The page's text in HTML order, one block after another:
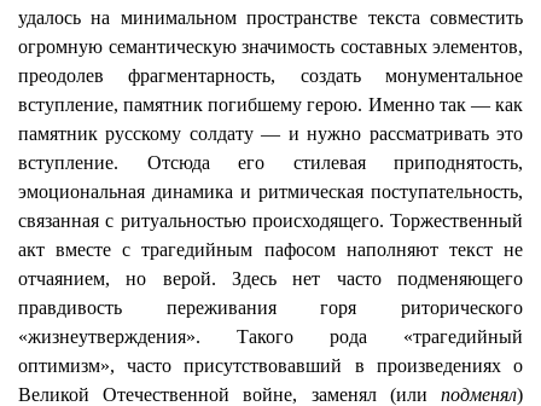
удалось на минимальном пространстве текста совместить
огромную семантическую значимость составных элементов,
преодолев фрагментарность, создать монументальное
вступление, памятник погибшему герою. Именно так — как
памятник русскому солдату — и нужно рассматривать это
вступление. Отсюда его стилевая приподнятость,
эмоциональная динамика и ритмическая поступательность,
связанная с ритуальностью происходящего. Торжественный
акт вместе с трагедийным пафосом наполняют текст не
отчаянием, но верой. Здесь нет часто подменяющего
правдивость переживания горя риторического
«жизнеутверждения». Такого рода «трагедийный
оптимизм», часто присутствовавший в произведениях о
Великой Отечественной войне, заменял (или подменял)